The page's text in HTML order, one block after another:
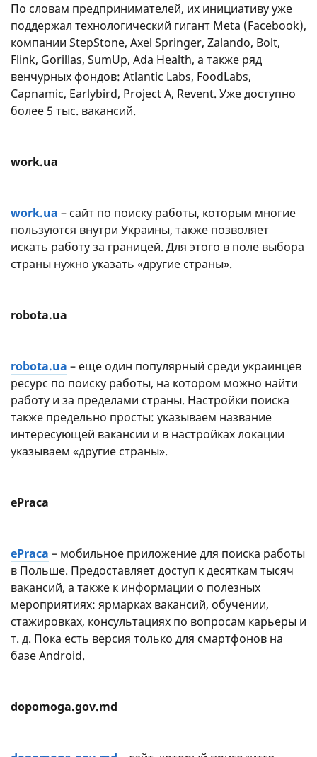
По словам предпринимателей, их инициативу уже
поддержал технологический гигант Meta (Facebook),
компании StepStone, Axel Springer, Zalando, Bolt,
Flink, Gorillas, SumUp, Ada Health, а также ряд
венчурных фондов: Atlantic Labs, FoodLabs,
Capnamic, Earlybird, Project A, Revent. Уже доступно
более 5 тыс. вакансий.
work.ua
work.ua – сайт по поиску работы, которым многие
пользуются внутри Украины, также позволяет
искать работу за границей. Для этого в поле выбора
страны нужно указать «другие страны».
robota.ua
robota.ua – еще один популярный среди украинцев
ресурс по поиску работы, на котором можно найти
работу и за пределами страны. Настройки поиска
также предельно просты: указываем название
интересующей вакансии и в настройках локации
указываем «другие страны».
ePraca
ePraca – мобильное приложение для поиска работы
в Польше. Предоставляет доступ к десяткам тысяч
вакансий, а также к информации о полезных
мероприятиях: ярмарках вакансий, обучении,
стажировках, консультациях по вопросам карьеры и
т. д. Пока есть версия только для смартфонов на
базе Android.
dopomoga.gov.md